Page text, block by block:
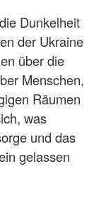
Dunkelheit
der Ukraine
über die
Menschen,
Räumen
was
und das
gelassen